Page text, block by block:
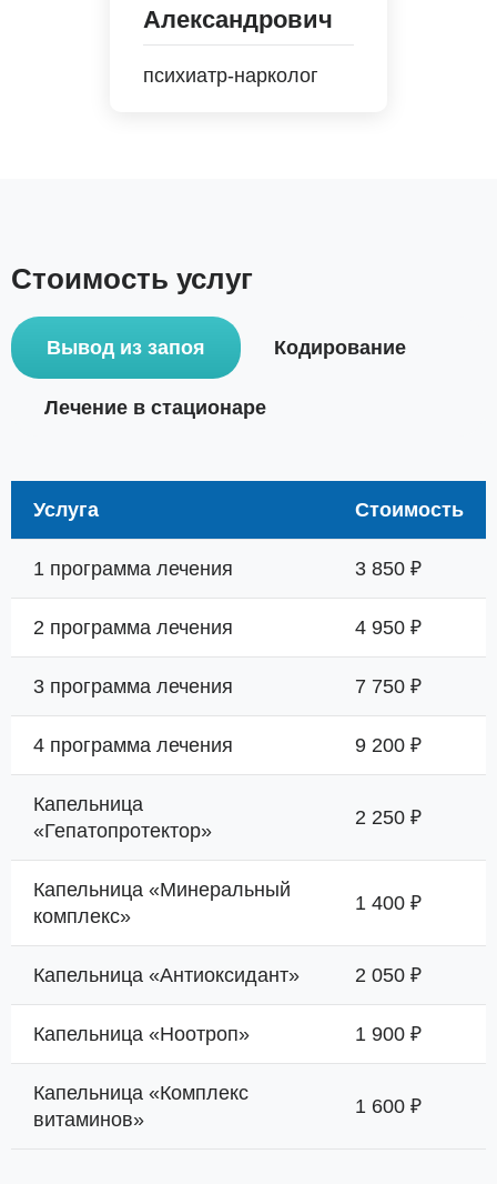
Александрович
психиатр-нарколог
Стоимость услуг
Вывод из запоя Кодирование
Лечение в стационаре
Услуга Стоимость
1 программа лечения 3 850 ₽
2 программа лечения 4 950 ₽
3 программа лечения 7 750 ₽
4 программа лечения 9 200 ₽
Капельница
«Гепатопротектор»
2 250 ₽
Капельница «Минеральный
комплекс»
1 400 ₽
Капельница «Антиоксидант» 2 050 ₽
Капельница «Ноотроп» 1 900 ₽
Капельница «Комплекс
витаминов»
1 600 ₽